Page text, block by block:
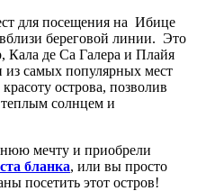
для посещения на Ибице
береговой линии. Это
Кала де Са Галера и Плайя
из самых популярных мест
острова, позволив
теплым солнцем и
мечту и приобрели
бланка, или вы просто
посетить этот остров!